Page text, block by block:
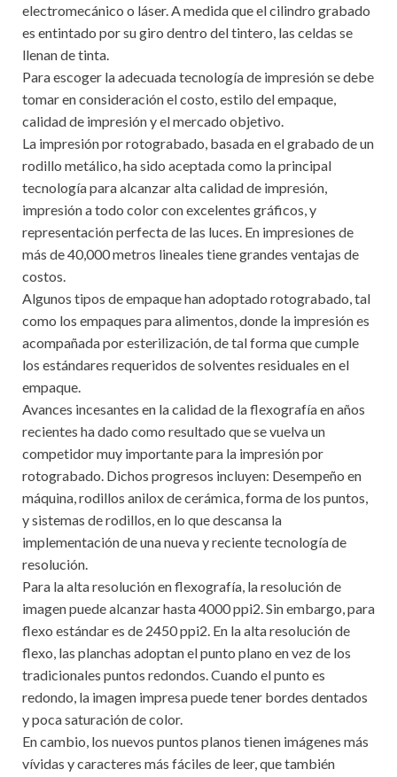
electromecánico o láser. A medida que el cilindro grabado
es entintado por su giro dentro del tintero, las celdas se
llenan de tinta.
Para escoger la adecuada tecnología de impresión se debe
tomar en consideración el costo, estilo del empaque,
calidad de impresión y el mercado objetivo.
La impresión por rotograbado, basada en el grabado de un
rodillo metálico, ha sido aceptada como la principal
tecnología para alcanzar alta calidad de impresión,
impresión a todo color con excelentes gráficos, y
representación perfecta de las luces. En impresiones de
más de 40,000 metros lineales tiene grandes ventajas de
costos.
Algunos tipos de empaque han adoptado rotograbado, tal
como los empaques para alimentos, donde la impresión es
acompañada por esterilización, de tal forma que cumple
los estándares requeridos de solventes residuales en el
empaque.
Avances incesantes en la calidad de la flexografía en años
recientes ha dado como resultado que se vuelva un
competidor muy importante para la impresión por
rotograbado. Dichos progresos incluyen: Desempeño en
máquina, rodillos anilox de cerámica, forma de los puntos,
y sistemas de rodillos, en lo que descansa la
implementación de una nueva y reciente tecnología de
resolución.
Para la alta resolución en flexografía, la resolución de
imagen puede alcanzar hasta 4000 ppi2. Sin embargo, para
flexo estándar es de 2450 ppi2. En la alta resolución de
flexo, las planchas adoptan el punto plano en vez de los
tradicionales puntos redondos. Cuando el punto es
redondo, la imagen impresa puede tener bordes dentados
y poca saturación de color.
En cambio, los nuevos puntos planos tienen imágenes más
vívidas y caracteres más fáciles de leer, que también